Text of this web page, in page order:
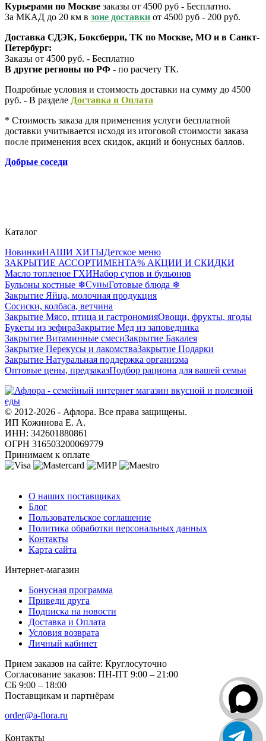
Курьерами по Москве заказы от 4500 руб - Бесплатно.
За МКАД до 20 км в зоне доставки от 4500 руб - 200 руб.
Доставка СДЭК, Боксберри, ТК по Москве, МО и в Санкт-
Петербург:
Заказы от 4500 руб. - Бесплатно
В другие регионы по РФ - по расчету ТК.
Подробные условия и стоимость доставки на сумму до 4500
руб. - В разделе Доставка и Оплата
* Стоимость заказа для применения услуги бесплатной
доставки учитывается исходя из итоговой стоимости заказа
после применения всех скидок, акций и бонусных баллов.
Добрые соседи
Каталог
НовинкиНАШИ ХИТЫДетское меню
ЗАКРЫТИЕ АССОРТИМЕНТА% АКЦИИ И СКИДКИ
Масло топленое ГХИНабор супов и бульонов
Бульоны костные ❄СупыГотовые блюда ❄
Закрытие Яйца, молочная продукция
Сосиски, колбаса, ветчина
Закрытие Мясо, птица и гастрономияОвощи, фрукты, ягоды
Букеты из зефираЗакрытие Мед из заповедника
Закрытие Витаминные смесиЗакрытие Бакалея
Закрытие Перекусы и лакомстваЗакрытие Подарки
Закрытие Натуральная поддержка организма
Оптовые цены, предзаказПодбор рациона для вашей семьи
© 2012-2026 - Афлора. Все права защищены.
ИП Кожинова Е. А.
ИНН: 342601880861
ОГРН 316503200069779
Принимаем к оплате
О наших поставщиках
Блог
Пользовательское соглашение
Политика обработки персональных данных
Контакты
Карта сайта
Интернет-магазин
Бонусная программа
Приведи друга
Подписка на новости
Доставка и Оплата
Условия возврата
Личный кабинет
Прием заказов на сайте: Круглосуточно
Согласование заказов: ПН-ПТ 9:00 – 21:00
СБ 9:00 – 18:00
Поставщикам и партнёрам
order@a-flora.ru
Контакты